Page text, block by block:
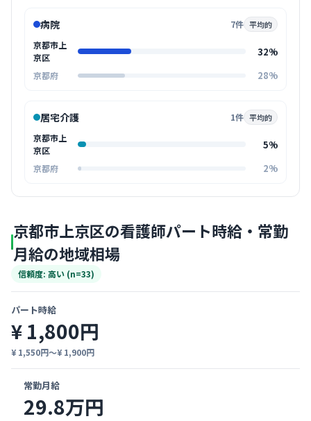
病院 7件 平均的
京都市上
京区
32%
京都府 28%
居宅介護 1件 平均的
京都市上
京区
5%
京都府 2%
京都市上京区の看護師パート時給・常勤
月給の地域相場
信頼度: 高い (n=33)
パート時給
¥ 1,800円
¥ 1,550円〜¥ 1,900円
常勤月給
29.8万円